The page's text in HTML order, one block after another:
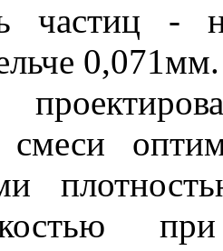
частиц -
0,071мм.